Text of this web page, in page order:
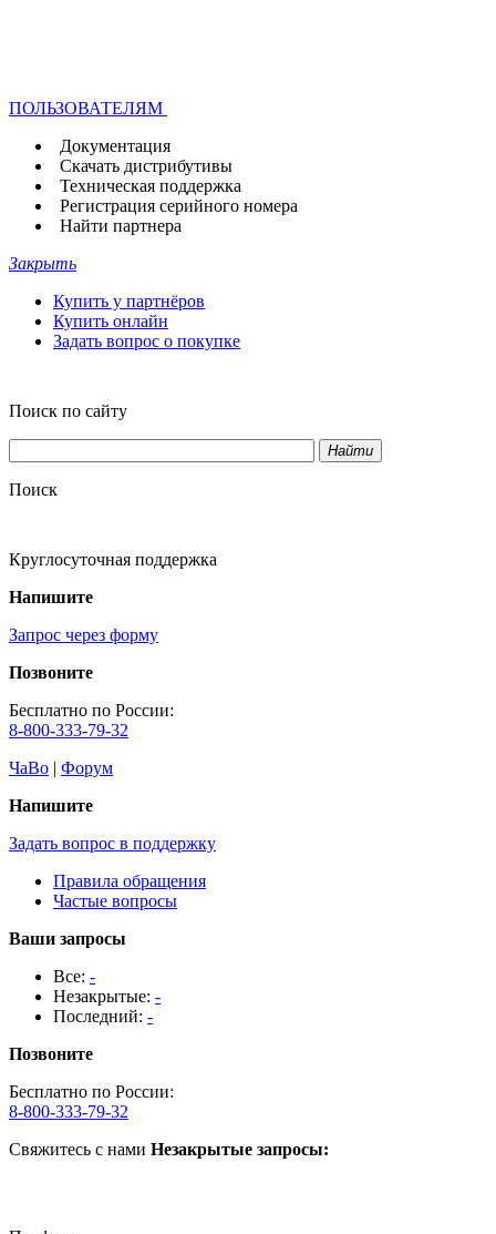
ПОЛЬЗОВАТЕЛЯМ
Документация
Скачать дистрибутивы
Техническая поддержка
Регистрация серийного номера
Найти партнера
Закрыть
Купить у партнёров
Купить онлайн
Задать вопрос о покупке
Поиск по сайту
Найти
Поиск
Круглосуточная поддержка
Напишите
Запрос через форму
Позвоните
Бесплатно по России:
8-800-333-79-32
ЧаВо | Форум
Напишите
Задать вопрос в поддержку
Правила обращения
Частые вопросы
Ваши запросы
Все: -
Незакрытые: -
Последний: -
Позвоните
Бесплатно по России:
8-800-333-79-32
Свяжитесь с нами Незакрытые запросы: